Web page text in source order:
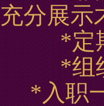
充分展示
*定
*组
*入职一